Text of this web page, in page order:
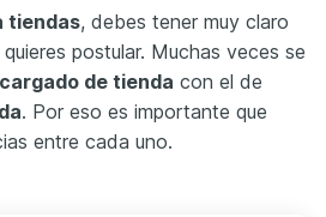
tiendas, debes tener muy claro
postular. Muchas veces se
de tienda con el de
. Por eso es importante que
entre cada uno.